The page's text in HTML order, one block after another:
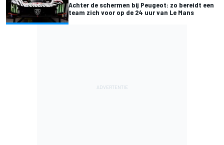
Achter de schermen bij Peugeot: zo bereidt een
team zich voor op de 24 uur van Le Mans